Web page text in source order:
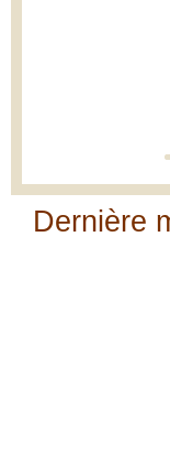
Dernière